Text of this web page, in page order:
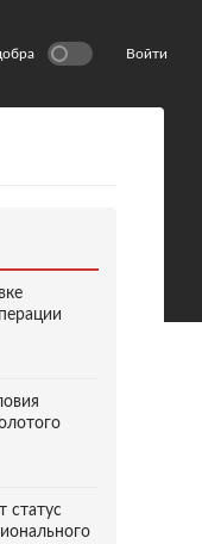
Войти
статус